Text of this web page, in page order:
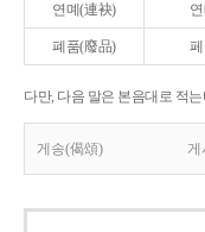
연몌(連袂) 연
폐품(廢品)
다만, 다음 말은 본음대로 적는
게송(偈頌) 게